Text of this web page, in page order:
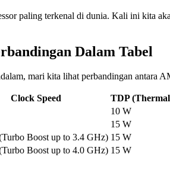
paling terkenal di dunia. Kali ini kita
Dalam Tabel
mari kita lihat perbandingan antara
Clock Speed
TDP
10 W
15 W
Boost up to 3.4 GHz) 15 W
Boost up to 4.0 GHz) 15 W